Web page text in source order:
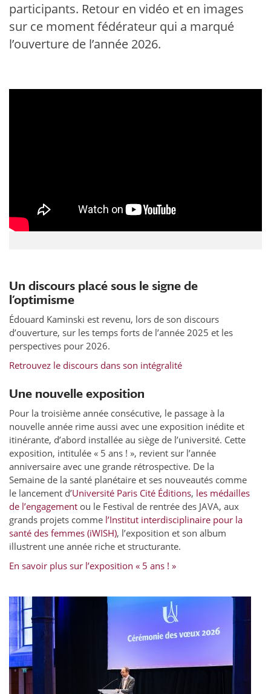
participants. Retour en vidéo et en images
sur ce moment fédérateur qui a marqué
l’ouverture de l’année 2026.
Un discours placé sous le signe de
l’optimisme
Édouard Kaminski est revenu, lors de son discours
d’ouverture, sur les temps forts de l’année 2025 et les
perspectives pour 2026.
Retrouvez le discours dans son intégralité
Une nouvelle exposition
Pour la troisième année consécutive, le passage à la
nouvelle année rime aussi avec une exposition inédite et
itinérante, d’abord installée au siège de l’université. Cette
exposition, intitulée « 5 ans ! », revient sur l’année
anniversaire avec une grande rétrospective. De la
Semaine de la santé planétaire et ses nouveautés comme
le lancement d’Université Paris Cité Éditions, les médailles
de l’engagement ou le Festival de rentrée des JAVA, aux
grands projets comme l’Institut interdisciplinaire pour la
santé des femmes (iWISH), l’exposition et son album
illustrent une année riche et structurante.
En savoir plus sur l’exposition « 5 ans ! »